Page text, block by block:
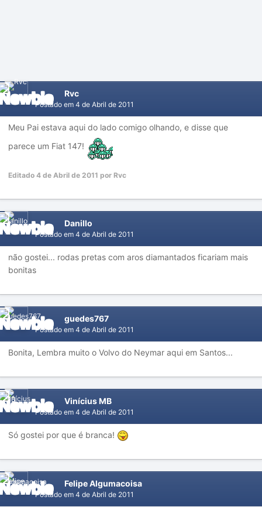
Rvc
Postado em 4 de Abril de 2011
Meu Pai estava aqui do lado comigo olhando, e disse que
parece um Fiat 147!
Editado 4 de Abril de 2011 por Rvc
Danillo
Postado em 4 de Abril de 2011
não gostei... rodas pretas com aros diamantados ficariam mais
bonitas
guedes767
Postado em 4 de Abril de 2011
Bonita, Lembra muito o Volvo do Neymar aqui em Santos...
Vinícius MB
Postado em 4 de Abril de 2011
Só gostei por que é branca!
Felipe Algumacoisa
Postado em 4 de Abril de 2011